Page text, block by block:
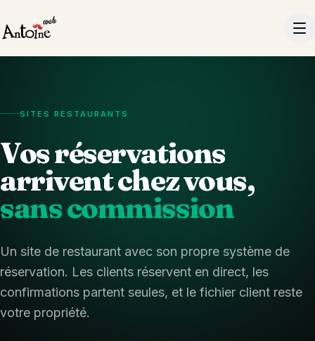
SITES RESTAURANTS
Vos réservations
arrivent chez vous,
sans commission
Un site de restaurant avec son propre système de
réservation. Les clients réservent en direct, les
confirmations partent seules, et le fichier client reste
votre propriété.